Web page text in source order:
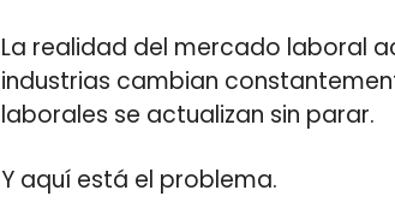
La realidad del mercado laboral
industrias cambian
laborales se actualizan sin parar.
Y aquí está el problema.